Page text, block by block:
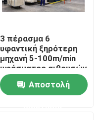
3 πέρασμα 6
υφαντική ξηρότερη
μηχανή 5-100m/min
υφάσματος αιθουσών
Αποστολή